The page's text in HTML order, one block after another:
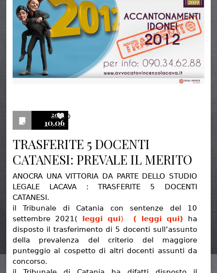
2021
10.06
0
TRASFERITE 5 DOCENTI
CATANESI: PREVALE IL MERITO
ANOCRA UNA VITTORIA DA PARTE DELLO STUDIO
LEGALE LACAVA : TRASFERITE 5 DOCENTI
CATANESI.
il Tribunale di Catania con sentenze del 10
settembre 2021( leggi qui) ( leggi qui) ha
disposto il trasferimento di 5 docenti sull’assunto
della prevalenza del criterio del maggiore
punteggio al cospetto di altri docenti assunti da
concorso.